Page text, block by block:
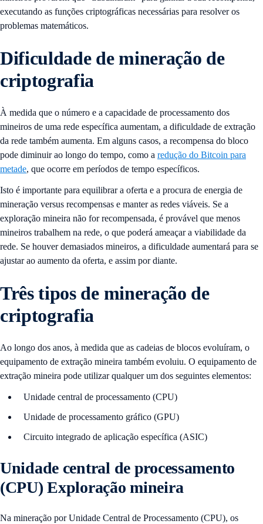
executando as funções criptográficas necessárias para resolver os
problemas matemáticos.
Dificuldade de mineração de
criptografia
À medida que o número e a capacidade de processamento dos
mineiros de uma rede específica aumentam, a dificuldade de extração
da rede também aumenta. Em alguns casos, a recompensa do bloco
pode diminuir ao longo do tempo, como a redução do Bitcoin para
metade, que ocorre em períodos de tempo específicos.
Isto é importante para equilibrar a oferta e a procura de energia de
mineração versus recompensas e manter as redes viáveis. Se a
exploração mineira não for recompensada, é provável que menos
mineiros trabalhem na rede, o que poderá ameaçar a viabilidade da
rede. Se houver demasiados mineiros, a dificuldade aumentará para se
ajustar ao aumento da oferta, e assim por diante.
Três tipos de mineração de
criptografia
Ao longo dos anos, à medida que as cadeias de blocos evoluíram, o
equipamento de extração mineira também evoluiu. O equipamento de
extração mineira pode utilizar qualquer um dos seguintes elementos:
Unidade central de processamento (CPU)
Unidade de processamento gráfico (GPU)
Circuito integrado de aplicação específica (ASIC)
Unidade central de processamento
(CPU) Exploração mineira
Na mineração por Unidade Central de Processamento (CPU), os